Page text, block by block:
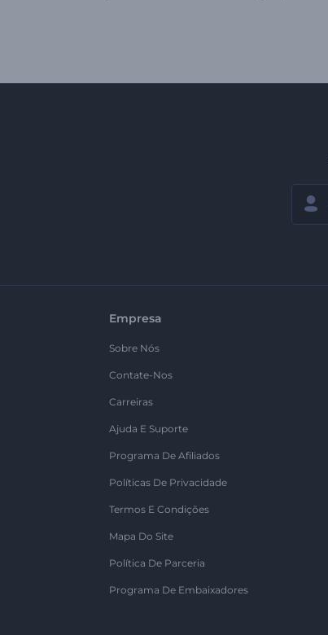
Empresa
Sobre Nós
Contate-Nos
Carreiras
Ajuda E Suporte
Programa De Afiliados
Políticas De Privacidade
Termos E Condições
Mapa Do Site
Política De Parceria
Programa De Embaixadores